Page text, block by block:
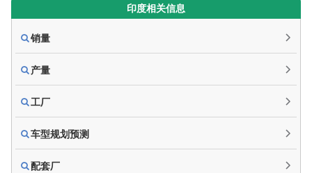
印度相关信息
销量
产量
工厂
车型规划预测
配套厂